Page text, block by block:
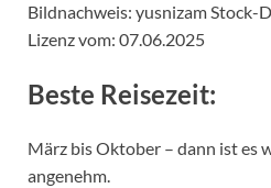
Bildnachweis: yusnizam
Lizenz vom: 07.06.2025
Beste Reisezeit:
März bis Oktober – dann ist es
angenehm.